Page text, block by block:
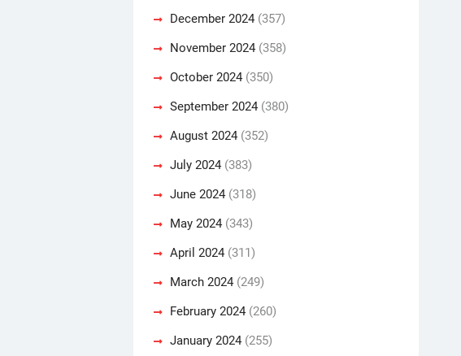
December 2024 (357)
November 2024 (358)
October 2024 (350)
September 2024 (380)
August 2024 (352)
July 2024 (383)
June 2024 (318)
May 2024 (343)
April 2024 (311)
March 2024 (249)
February 2024 (260)
January 2024 (255)